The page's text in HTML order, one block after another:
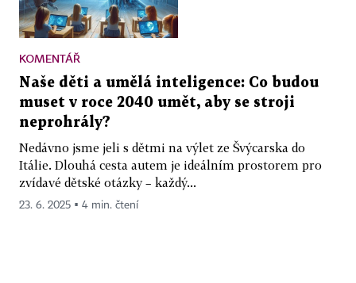
KOMENTÁŘ
Naše děti a umělá inteligence: Co budou
muset v roce 2040 umět, aby se stroji
neprohrály?
Nedávno jsme jeli s dětmi na výlet ze Švýcarska do
Itálie. Dlouhá cesta autem je ideálním prostorem pro
zvídavé dětské otázky – každý...
23. 6. 2025 ▪ 4 min. čtení